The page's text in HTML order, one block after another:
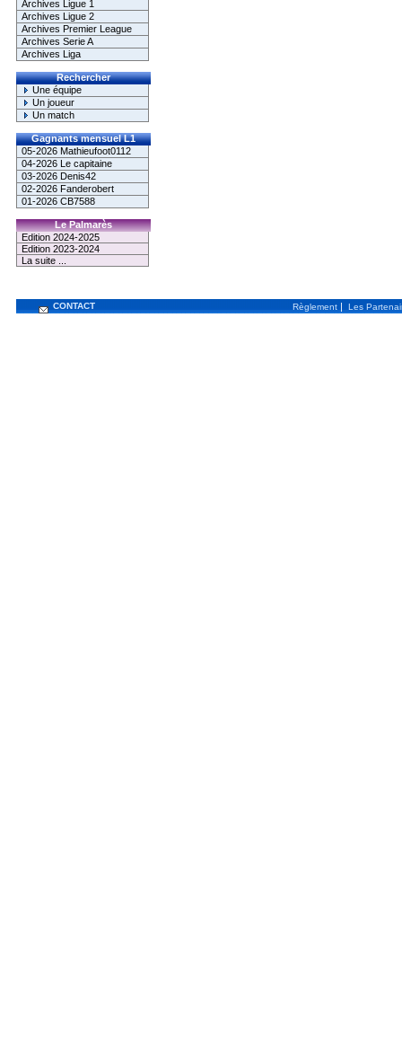
Archives Ligue 1
Archives Ligue 2
Archives Premier League
Archives Serie A
Archives Liga
Rechercher
Une équipe
Un joueur
Un match
Gagnants mensuel L1
05-2026 Mathieufoot0112
04-2026 Le capitaine
03-2026 Denis42
02-2026 Fanderobert
01-2026 CB7588
Le Palmarès
Edition 2024-2025
Edition 2023-2024
La suite ...
CONTACT Règlement | Les